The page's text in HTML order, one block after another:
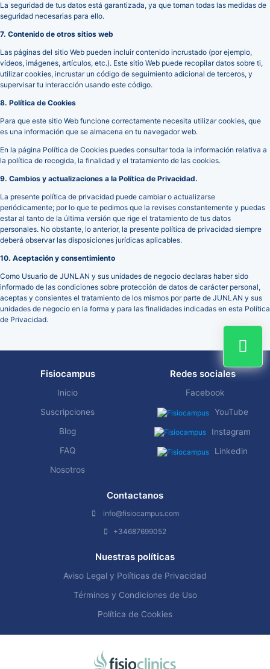
La seguridad de tus datos está garantizada, ya que toman todas las medidas de
seguridad necesarias para ello.
7. Contenido de otros sitios web
Las páginas del sitio Web pueden incluir contenido incrustado (por ejemplo,
vídeos, imágenes, artículos, etc.). Este sitio Web puede recopilar datos sobre ti,
utilizar cookies, incrustar un código de seguimiento adicional de terceros, y
supervisar tu interacción usando este código.
8. Política de Cookies
Para que este sitio Web funcione correctamente necesita utilizar cookies, que
es una información que se almacena en tu navegador web.
En la página Política de Cookies puedes consultar toda la información relativa a
la política de recogida, la finalidad y el tratamiento de las cookies.
9. Cambios y actualizaciones a la Política de Privacidad.
La presente política de privacidad puede cambiar o actualizarse
periódicamente; por lo que te pedimos que la revises constantemente y puedas
estar al tanto de la última versión que rige el tratamiento de tus datos
personales. No obstante, lo anterior, la presente política de privacidad siempre
deberá observar las disposiciones jurídicas aplicables.
10. Aceptación y consentimiento
Como Usuario de JUNLAN y sus unidades de negocio declaras haber sido
informado de las condiciones sobre protección de datos de carácter personal,
aceptas y consientes el tratamiento de los mismos por parte de JUNLAN y sus
unidades de negocio en la forma y para las finalidades indicadas en esta Política
de Privacidad.
Fisiocampus
Inicio
Suscripciones
Blog
FAQ
Nosotros
Redes sociales
Facebook
YouTube
Instagram
Linkedin
Contactanos
info@fisiocampus.com
+34687699052
Nuestras políticas
Aviso Legal y Políticas de Privacidad
Términos y Condiciones de Uso
Política de Cookies